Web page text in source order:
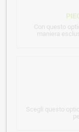
Con questo
maniera
Scegli questo